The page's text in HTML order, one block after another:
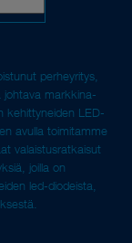
perheyritys,
johtava markkina-
kehittyneiden LED-
avulla toimitamme
valaistusratkaisut
joilla on
led-diodeista,